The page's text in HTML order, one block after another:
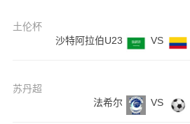
土伦杯
沙特阿拉伯U23
VS
苏丹超
法希尔
VS